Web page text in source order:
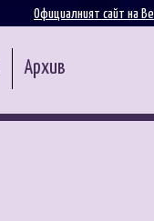
Официалният сайт на
Архив